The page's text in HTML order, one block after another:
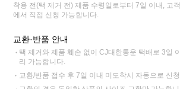
착용 전(택 제거 전) 제품 수령일로부터 7일 이내, 고
에서 직접 신청 가능합니다.
교환·반품 안내
택 제거와 제품 훼손 없이 CJ대한통운 택배로 3일
리 가능합니다.
교환/반품 접수 후 7일 이내 미도착시 자동으로 신